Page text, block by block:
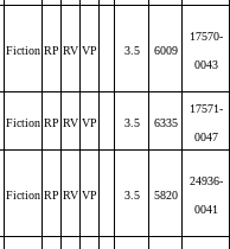
Fiction RP RV VP 3.5 6009
17570-
0043
Fiction RP RV VP 3.5 6335
17571-
0047
Fiction RP RV VP 3.5 5820
24936-
0041